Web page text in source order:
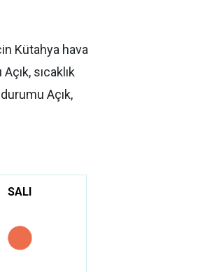
Kütahya hava
sıcaklık
Açık,
SALI